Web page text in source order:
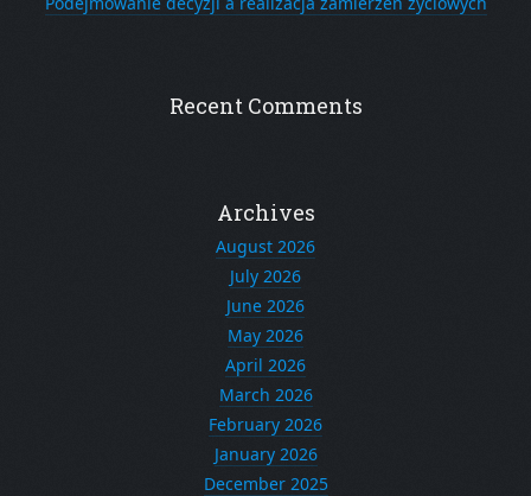
Recent Comments
Archives
August 2026
July 2026
June 2026
May 2026
April 2026
March 2026
February 2026
January 2026
December 2025